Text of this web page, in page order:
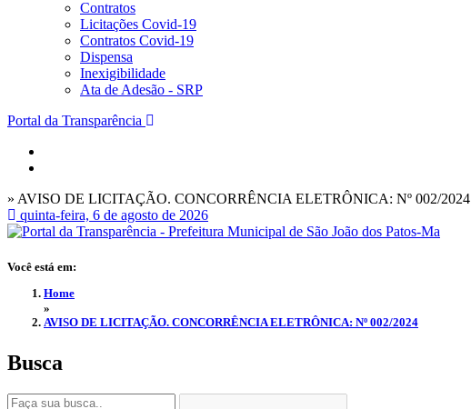
Contratos
Licitações Covid-19
Contratos Covid-19
Dispensa
Inexigibilidade
Ata de Adesão - SRP
Portal da Transparência
» AVISO DE LICITAÇÃO. CONCORRÊNCIA ELETRÔNICA: Nº 002/2024
quinta-feira, 6 de agosto de 2026
Você está em:
Home
»
AVISO DE LICITAÇÃO. CONCORRÊNCIA ELETRÔNICA: Nº 002/2024
Busca